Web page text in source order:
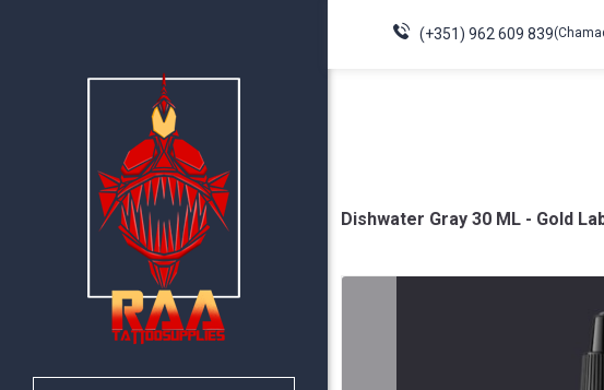
(+351) 962 609 839
Dishwater Gray 30 ML - Gold